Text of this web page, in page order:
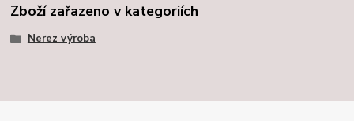
Zboží zařazeno v kategoriích
Nerez výroba